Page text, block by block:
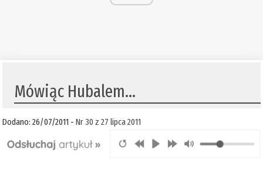
Mówiąc Hubalem…
Dodano: 26/07/2011 -Nr 30 z 27 lipca 2011